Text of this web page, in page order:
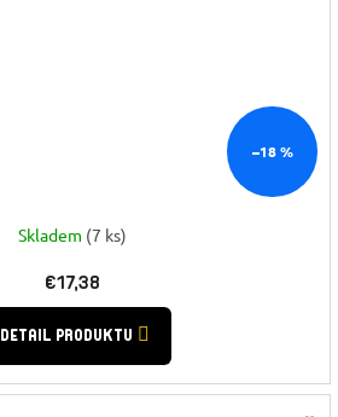
–18 %
Skladem (7 ks)
€17,38
DETAIL PRODUKTU